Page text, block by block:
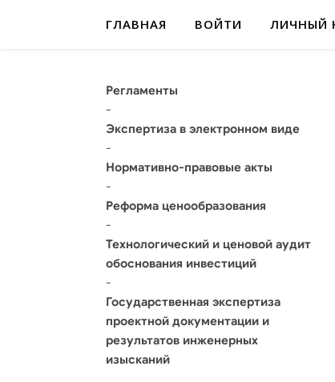
ГЛАВНАЯ ВОЙТИ ЛИЧНЫЙ
Регламенты
-
Экспертиза в электронном виде
-
Нормативно-правовые акты
-
Реформа ценообразования
-
Технологический и ценовой аудит
обоснования инвестиций
-
Государственная экспертиза
проектной документации и
результатов инженерных
изысканий